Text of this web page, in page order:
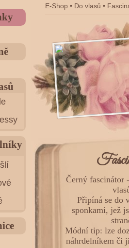
E-Shop • Do vlasů •
Černý fascinátor
Připíná se do
sponkami, jež
Módní tip: lze
náhrdelníkem či